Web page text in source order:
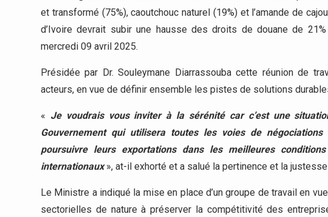
et transformé (75%), caoutchouc naturel (19%) et l’amande de
d’Ivoire devrait subir une hausse des droits de douane de
mercredi 09 avril 2025.
Présidée par Dr. Souleymane Diarrassouba cette réunion de
acteurs, en vue de définir ensemble les pistes de solutions
« Je voudrais vous inviter à la sérénité car c’est une
Gouvernement qui utilisera toutes les voies de
poursuivre leurs exportations dans les meilleures
internationaux», at-il exhorté et a salué la pertinence et la
Le Ministre a indiqué la mise en place d’un groupe de travail en
sectorielles de nature à préserver la compétitivité des